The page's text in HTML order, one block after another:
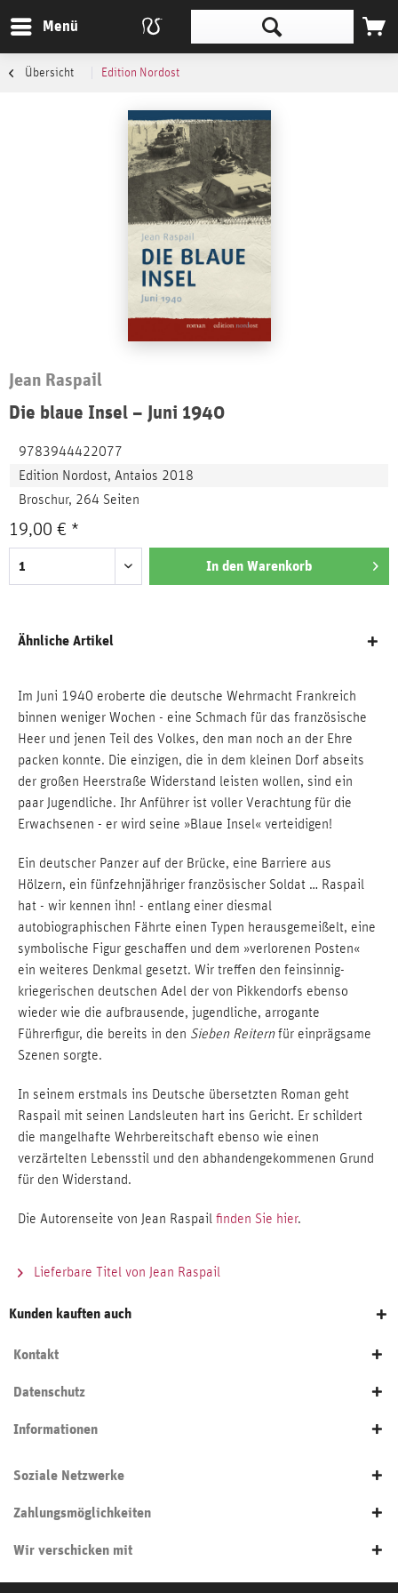
Menü
Übersicht Edition Nordost
Jean Raspail
Die blaue Insel – Juni 1940
9783944422077
Edition Nordost, Antaios 2018
Broschur, 264 Seiten
19,00 € *
In den Warenkorb
Ähnliche Artikel
Im Juni 1940 eroberte die deutsche Wehrmacht Frankreich
binnen weniger Wochen - eine Schmach für das französische
Heer und jenen Teil des Volkes, den man noch an der Ehre
packen konnte. Die einzigen, die in dem kleinen Dorf abseits
der großen Heerstraße Widerstand leisten wollen, sind ein
paar Jugendliche. Ihr Anführer ist voller Verachtung für die
Erwachsenen - er wird seine »Blaue Insel« verteidigen!
Ein deutscher Panzer auf der Brücke, eine Barriere aus
Hölzern, ein fünfzehnjähriger französischer Soldat … Raspail
hat - wir kennen ihn! - entlang einer diesmal
autobiographischen Fährte einen Typen herausgemeißelt, eine
symbolische Figur geschaffen und dem »verlorenen Posten«
ein weiteres Denkmal gesetzt. Wir treffen den feinsinnig-
kriegerischen deutschen Adel der von Pikkendorfs ebenso
wieder wie die aufbrausende, jugendliche, arrogante
Führerfigur, die bereits in den Sieben Reiternfür einprägsame
Szenen sorgte.
In seinem erstmals ins Deutsche übersetzten Roman geht
Raspail mit seinen Landsleuten hart ins Gericht. Er schildert
die mangelhafte Wehrbereitschaft ebenso wie einen
verzärtelten Lebensstil und den abhandengekommenen Grund
für den Widerstand.
Die Autorenseite von Jean Raspail finden Sie hier.
Lieferbare Titel von Jean Raspail
Kunden kauften auch
Kontakt
Datenschutz
Informationen
Soziale Netzwerke
Zahlungsmöglichkeiten
Wir verschicken mit